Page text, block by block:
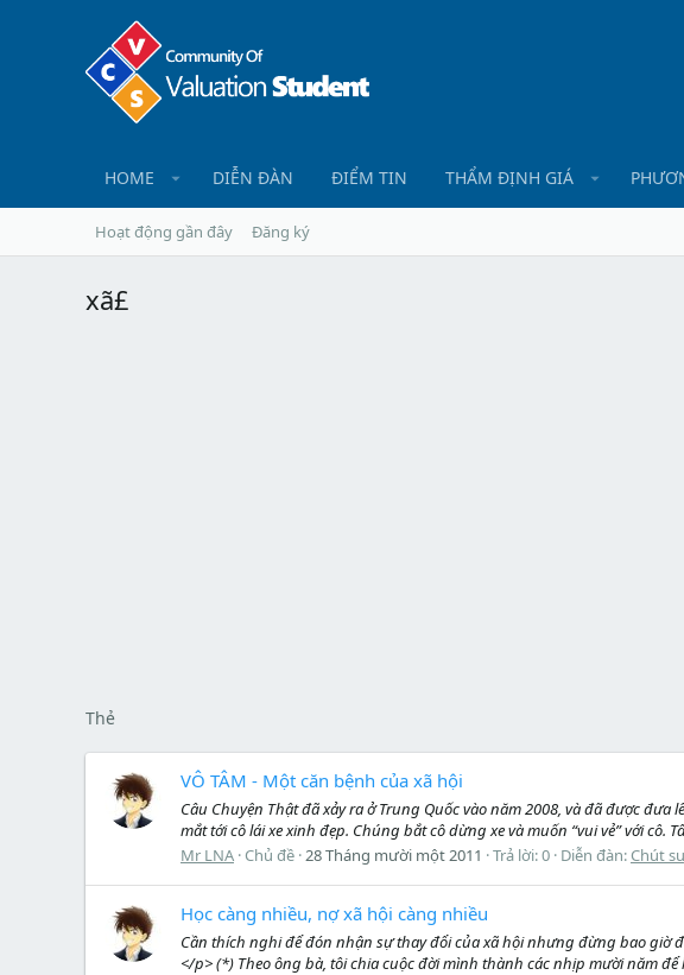
HOME DIỄN ĐÀN ĐIỂM TIN THẨM ĐỊNH GIÁ
Hoạt động gần đây Đăng ký
xã£
Thẻ
VÔ TÂM - Một căn bệnh của xã hội
Câu Chuyện Thật đã xảy ra ở Trung Quốc vào năm 2008, và đã được
mắt tới cô lái xe xinh đẹp. Chúng bắt cô dừng xe và muốn “vui vẻ” với cô.
Mr LNA Chủ đề 28 Tháng mười một 2011 Trả lời: 0 Diễn đàn:Chút
Học càng nhiều, nợ xã hội càng nhiều
Cần thích nghi để đón nhận sự thay đổi của xã hội nhưng đừng bao giờ
</p> (*) Theo ông bà, tôi chia cuộc đời mình thành các nhịp mười năm để